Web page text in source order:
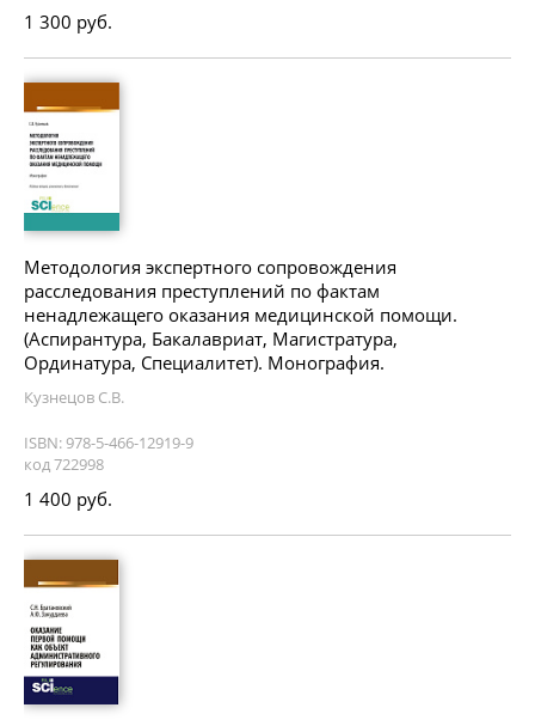
1 300 руб.
Методология экспертного сопровождения
расследования преступлений по фактам
ненадлежащего оказания медицинской помощи.
(Аспирантура, Бакалавриат, Магистратура,
Ординатура, Специалитет). Монография.
Кузнецов С.В.
ISBN: 978-5-466-12919-9
код 722998
1 400 руб.